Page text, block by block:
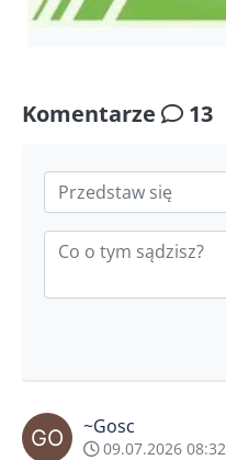
Komentarze 13
~Gosc
09.07.2026 08:32